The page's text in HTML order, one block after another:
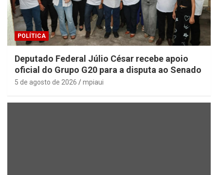
POLÍTICA
Deputado Federal Júlio César recebe apoio
oficial do Grupo G20 para a disputa ao Senado
5 de agosto de 2026 mpiaui